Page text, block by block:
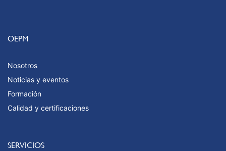
OEPM
Nosotros
Noticias y eventos
Formación
Calidad y certificaciones
SERVICIOS